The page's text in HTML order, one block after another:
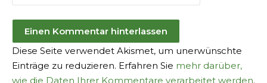
Diese Seite verwendet Akismet, um unerwünschte
Einträge zu reduzieren. Erfahren Sie mehr darüber,
wie die Daten Ihrer Kommentare verarbeitet werden.